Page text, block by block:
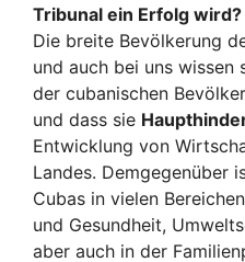
Tribunal ein Erfolg wird?
Die breite Bevölkerung
und auch bei uns wissen
der cubanischen
und dass sie
Entwicklung von
Landes. Demgegenüber
Cubas in vielen
und Gesundheit,
aber auch in der